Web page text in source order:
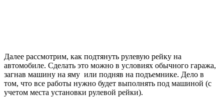
Далее рассмотрим, как подтянуть рулевую рейку на
автомобиле. Сделать это можно в условиях обычного гаража,
загнав машину на яму или подняв на подъемнике. Дело в
том, что все работы нужно будет выполнять под машиной (с
учетом места установки рулевой рейки).